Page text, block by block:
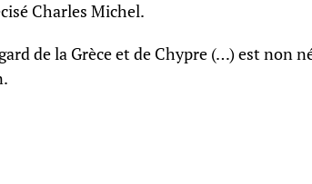
Charles Michel.
de la Grèce et de Chypre (…) est non